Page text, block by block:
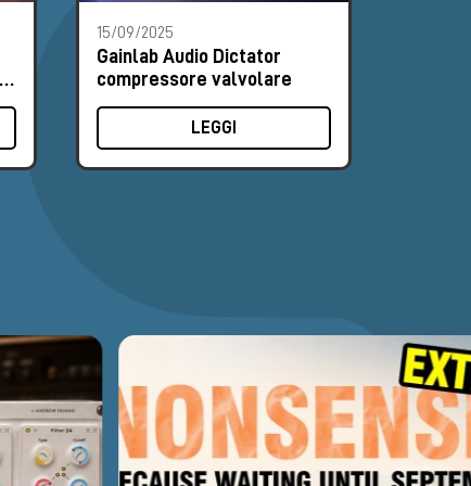
15/09/2025
Gainlab Audio Dictator
compressore valvolare
LEGGI